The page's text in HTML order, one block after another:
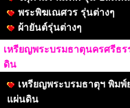
พระพิฆเณศวร รุ่นต่างๆ
ผ้ายันต์รุ่นต่างๆ
เหรียญพระบรมธาตุนครศรีธร
ดิน
เหรียญพระบรมธาตุฯ พิมพ์
แผ่นดิน